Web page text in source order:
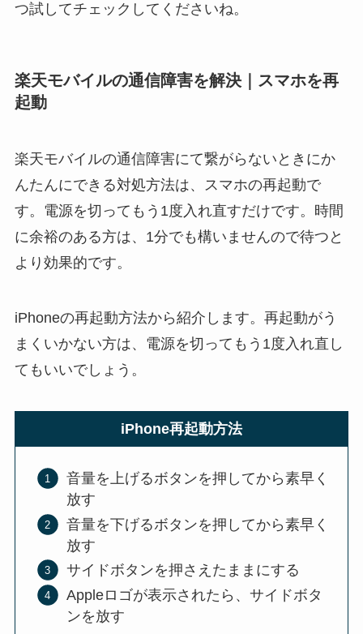
つ試してチェックしてくださいね。
楽天モバイルの通信障害を解決｜スマホを再
起動
楽天モバイルの通信障害にて繋がらないときにか
んたんにできる対処方法は、スマホの再起動で
す。電源を切ってもう1度入れ直すだけです。時間
に余裕のある方は、1分でも構いませんので待つと
より効果的です。
iPhoneの再起動方法から紹介します。再起動がう
まくいかない方は、電源を切ってもう1度入れ直し
てもいいでしょう。
iPhone再起動方法
音量を上げるボタンを押してから素早く
放す
音量を下げるボタンを押してから素早く
放す
サイドボタンを押さえたままにする
Appleロゴが表示されたら、サイドボタ
ンを放す